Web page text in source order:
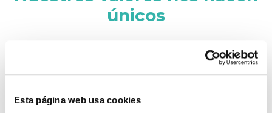
Esta página web usa cookies
únicos